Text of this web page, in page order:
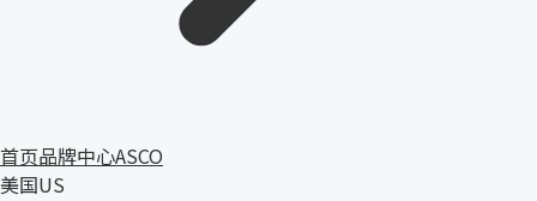
首页品牌中心ASCO
美国US